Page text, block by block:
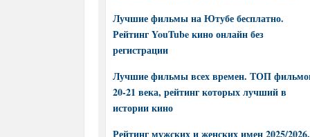
Лучшие фильмы на Ютубе бесплатно.
Рейтинг YouTube кино онлайн без
регистрации
Лучшие фильмы всех времен. ТОП
20-21 века, рейтинг которых лучший в
истории кино
Рейтинг мужских и женских имен 2025/2026.